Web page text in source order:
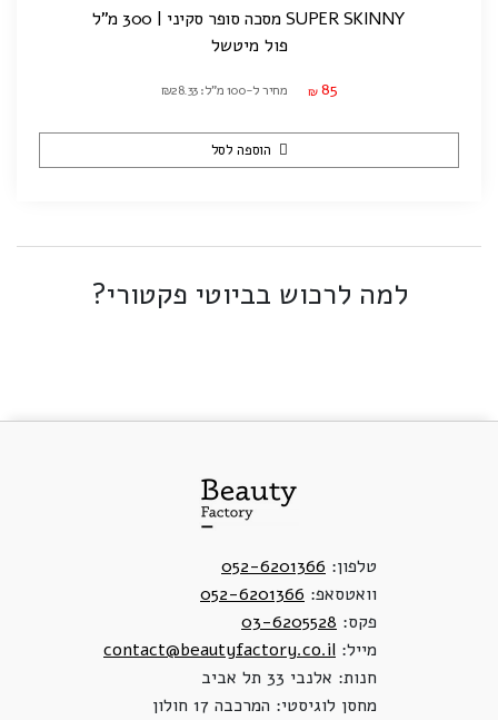
SUPER SKINNY מסכה סופר סקיני | 300 מ"ל
פול מיטשל
₪ 85 מחיר ל-100 מ"ל: ₪28.33
הוספה לסל
למה לרכוש בביוטי פקטורי?
טלפון: 052-6201366
וואטסאפ: 052-6201366
פקס: 03-6205528
מייל: contact@beautyfactory.co.il
חנות: אלנבי 33 תל אביב
מחסן לוגיסטי: המרכבה 17 חולון